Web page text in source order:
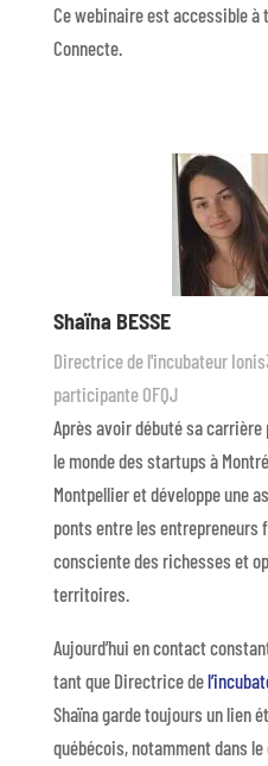
Ce webinaire est accessible à
Connecte.
Shaïna BESSE
Directrice de l'incubateur
participante OFQJ
Après avoir débuté sa
le monde des startups à
Montpellier et développe une
ponts entre les entrepreneurs
consciente des richesses et
territoires.
Aujourd’hui en contact
tant que Directrice de
Shaïna garde toujours un lien
québécois, notamment dans